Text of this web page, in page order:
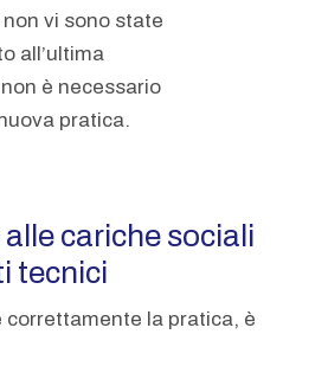
vi sono state
all’ultima
è necessario
pratica.
cariche sociali
tecnici
correttamente la pratica, è